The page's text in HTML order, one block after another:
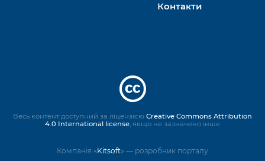
Контакти
Компанія «Kitsoft» — розробник порталу
Весь контент доступний за ліцензією Creative Commons Attribution
4.0 International license , якщо не зазначено інше